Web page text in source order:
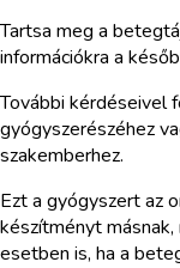
Tartsa meg a
információkra a
További kérdéseivel
gyógyszerészéhez
szakemberhez.
Ezt a gyógyszert az
készítményt
esetben is, ha a